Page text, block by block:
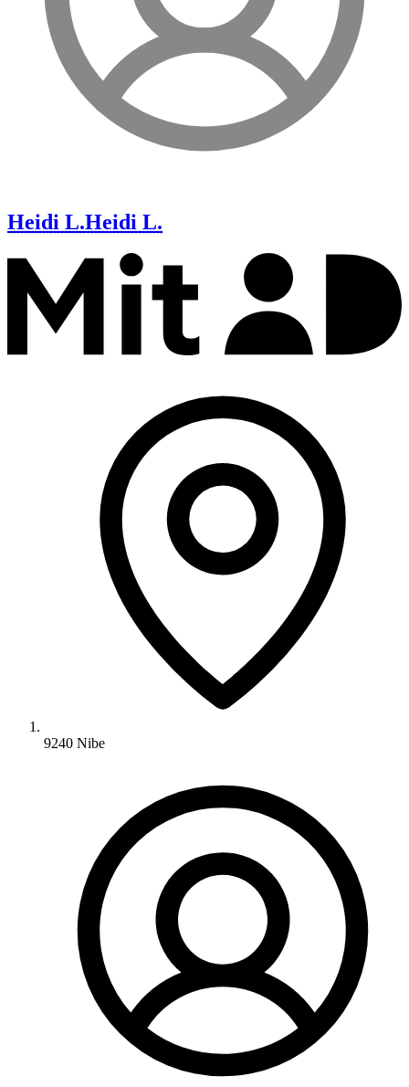
Heidi L.Heidi L.
9240 Nibe